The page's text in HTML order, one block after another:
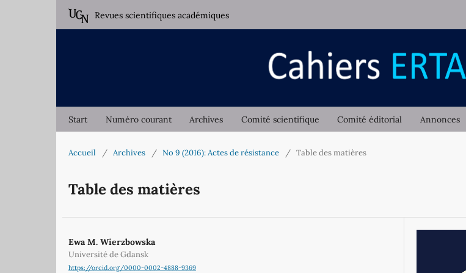
Start Numéro courant Archives Comité scientifique Comité éditorial Annonces
Revues scientifiques académiques
Accueil / Archives / No 9 (2016): Actes de résistance / Table des matières
Table des matières
Ewa M. Wierzbowska
Université de Gdansk
https://orcid.org/0000-0002-4888-9369